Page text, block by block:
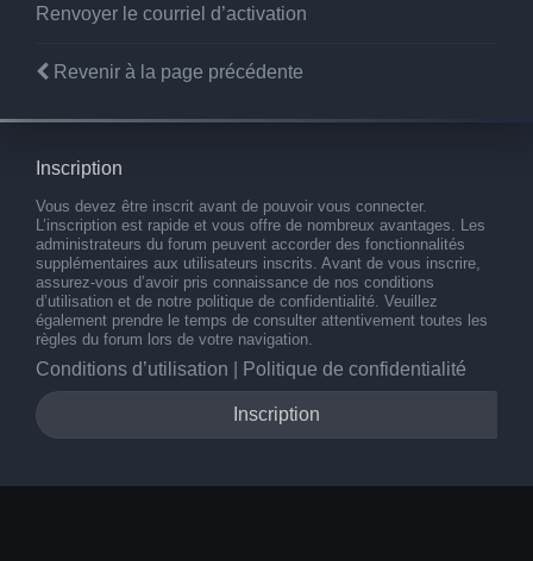
Renvoyer le courriel d’activation
Revenir à la page précédente
Inscription
Vous devez être inscrit avant de pouvoir vous connecter.
L’inscription est rapide et vous offre de nombreux avantages. Les
administrateurs du forum peuvent accorder des fonctionnalités
supplémentaires aux utilisateurs inscrits. Avant de vous inscrire,
assurez-vous d’avoir pris connaissance de nos conditions
d’utilisation et de notre politique de confidentialité. Veuillez
également prendre le temps de consulter attentivement toutes les
règles du forum lors de votre navigation.
Conditions d’utilisation Politique de confidentialité
Inscription